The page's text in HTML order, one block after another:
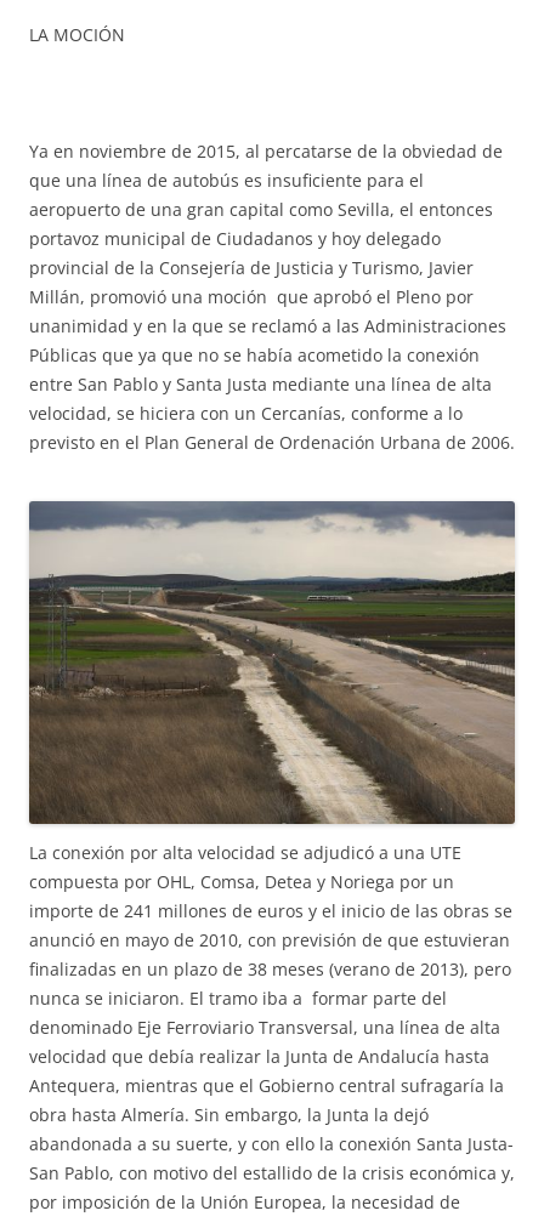
LA MOCIÓN
Ya en noviembre de 2015, al percatarse de la obviedad de
que una línea de autobús es insuficiente para el
aeropuerto de una gran capital como Sevilla, el entonces
portavoz municipal de Ciudadanos y hoy delegado
provincial de la Consejería de Justicia y Turismo, Javier
Millán, promovió una moción que aprobó el Pleno por
unanimidad y en la que se reclamó a las Administraciones
Públicas que ya que no se había acometido la conexión
entre San Pablo y Santa Justa mediante una línea de alta
velocidad, se hiciera con un Cercanías, conforme a lo
previsto en el Plan General de Ordenación Urbana de 2006.
La conexión por alta velocidad se adjudicó a una UTE
compuesta por OHL, Comsa, Detea y Noriega por un
importe de 241 millones de euros y el inicio de las obras se
anunció en mayo de 2010, con previsión de que estuvieran
finalizadas en un plazo de 38 meses (verano de 2013), pero
nunca se iniciaron. El tramo iba a formar parte del
denominado Eje Ferroviario Transversal, una línea de alta
velocidad que debía realizar la Junta de Andalucía hasta
Antequera, mientras que el Gobierno central sufragaría la
obra hasta Almería. Sin embargo, la Junta la dejó
abandonada a su suerte, y con ello la conexión Santa Justa-
San Pablo, con motivo del estallido de la crisis económica y,
por imposición de la Unión Europea, la necesidad de